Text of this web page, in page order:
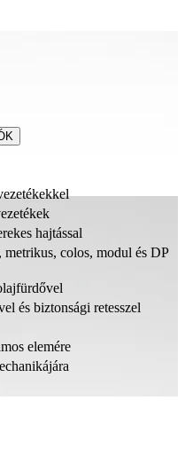
hajtással
metrikus, colos, modul és DP
és biztonsági retesszel
elemére